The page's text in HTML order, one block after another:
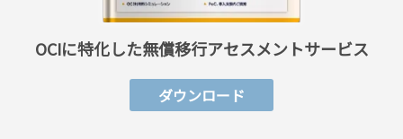
OCIに特化した無償移行アセスメントサービス
ダウンロード